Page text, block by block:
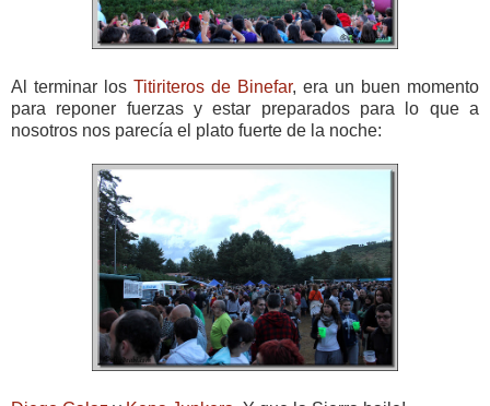
Al terminar los Titiriteros de Binefar, era un buen momento
para reponer fuerzas y estar preparados para lo que a
nosotros nos parecía el plato fuerte de la noche: